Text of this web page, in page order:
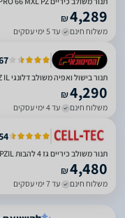
₪4,289
משלוח חינם עד 5 ימי עסקים
תנור בישול ואפיה משולב דלונגי PRO66MXLPZ IL נירוסטה
₪4,290
משלוח חינם עד 4 ימי עסקים
תנור משולב כיריים גז 4 להבות PRO66MXLPZIL נירוסטה מבית דלונגי | Delonghi
₪4,480
משלוח חינם עד 7 ימי עסקים